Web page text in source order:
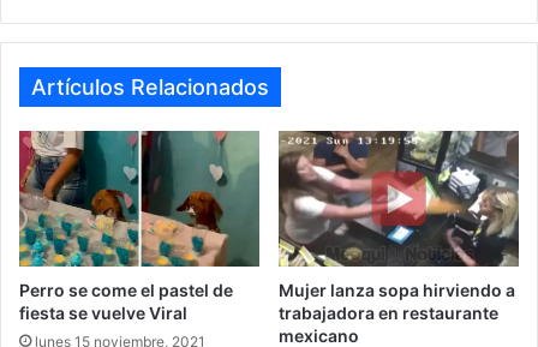
te bo
ok
ra
Artículos Relacionados
Perro se come el pastel de
fiesta se vuelve Viral
lunes 15 noviembre, 2021
Mujer lanza sopa hirviendo a
trabajadora en restaurante
mexicano